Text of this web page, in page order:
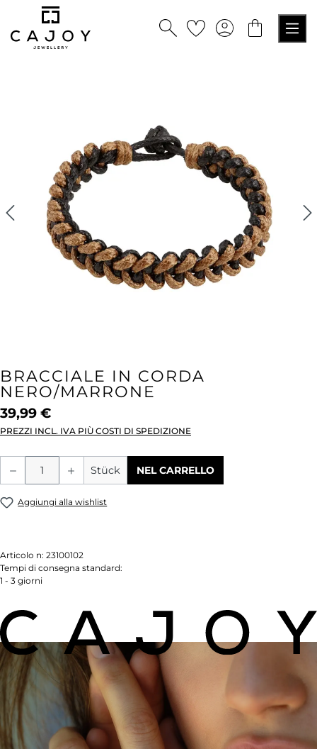
principale
BRACCIALE IN CORDA
NERO/MARRONE
39,99 €
PREZZI INCL. IVA PIÙ COSTI DI SPEDIZIONE
Quantità del prodotto: inserisci la
Stück NEL CARRELLO
Aggiungi alla wishlist
Articolo n: 23100102
Tempi di consegna standard:
1 - 3 giorni